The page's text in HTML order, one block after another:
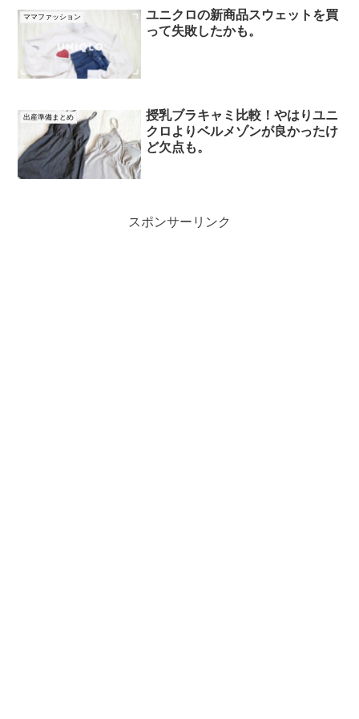
ママファッション
ユニクロの新商品スウェットを買
って失敗したかも。
出産準備まとめ
授乳ブラキャミ比較！やはりユニ
クロよりベルメゾンが良かったけ
ど欠点も。
スポンサーリンク